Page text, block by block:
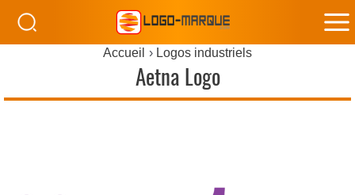
Accueil Logos industriels
Aetna Logo